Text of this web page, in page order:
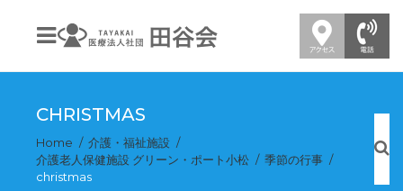
CHRISTMAS
Home
介護・福祉施設
介護老人保健施設 グリーン・ポート小松
季節の行事
christmas